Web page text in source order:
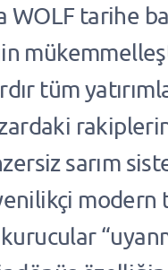
WOLF tarihe
tüm
sarım